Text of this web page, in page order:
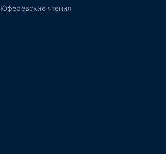
Юферевские чтения